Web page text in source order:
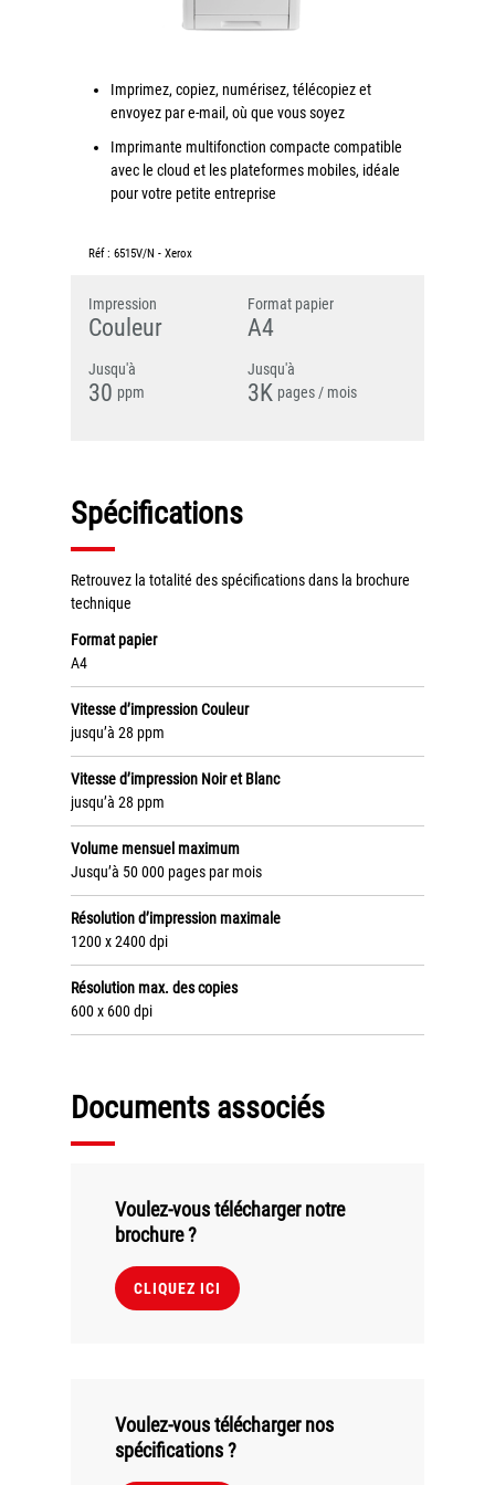
Capture numérisation de documents
Services
Sécurité des périphériques d’impression
Gestion des documents
Mobilité
Notre équipe
Grand Lyon
Lyon Techlid
Monts du Lyonnais
Villefranche Beaujolais
Vallée du Rhône
Notre offre grands comptes
Nos clients témoignent
Actualité
Rejoignez-nous
CONTACT
Tel : 04 37 64 64 02
Linkedin
XEROX I Concessionnaire Agrée
Guide GED
Plan du site
Imprimez, copiez, numérisez, télécopiez et
envoyez par e-mail, où que vous soyez
Imprimante multifonction compacte compatible
avec le cloud et les plateformes mobiles, idéale
pour votre petite entreprise
Réf : 6515V/N - Xerox
Impression
Couleur
Format papier
A4
Jusqu'à
30 ppm
Jusqu'à
3K pages / mois
Spécifications
Retrouvez la totalité des spécifications dans la brochure
technique
Format papier
A4
Vitesse d’impression Couleur
jusqu’à 28 ppm
Vitesse d’impression Noir et Blanc
jusqu’à 28 ppm
Volume mensuel maximum
Jusqu’à 50 000 pages par mois
Résolution d’impression maximale
1200 x 2400 dpi
Résolution max. des copies
600 x 600 dpi
Documents associés
Voulez-vous télécharger notre
brochure ?
CLIQUEZ ICI
Voulez-vous télécharger nos
spécifications ?